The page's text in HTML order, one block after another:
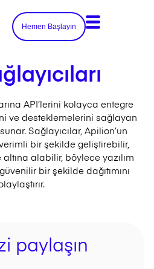
Hemen Başlayın
API’lerini kolayca entegre
ve desteklemelerini sağlayan
Sağlayıcılar, Apilion’un
bir şekilde geliştirebilir,
alabilir, böylece yazılım
bir şekilde dağıtımını
paylaşın